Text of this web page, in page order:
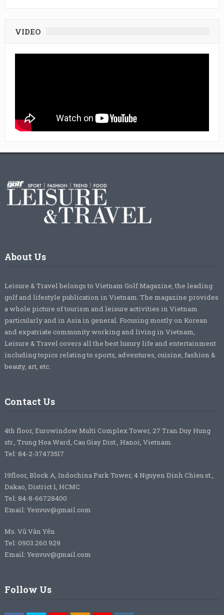
VIDEO
About Us
Leisure & Travel belongs to Vietnam Golf Magazine, the leading
golf and lifestyle publication in Vietnam. The magazine provides
a whole picture of tourism and leisure activities in Vietnam
particularly and in Asia in general. Focusing mostly on Korean
and expatriate community working and living in Vietnam,
Leisure & Travel covers all the best luxury life and entertainment
including topics relating to sports, adventures, cuisine, fashion &
beauty, art, etc.
Contact Us
4th floor, Eurowindow Multi Complex Tower, 27 Tran Duy Hung
str., Trung Hoa Ward, Cau Giay Dist., Hanoi, Vietnam.
Tel: 84-2-37473517
19floor, Block A, Indochina Park Tower, 4 Nguyen Dinh Chieu st.,
Dakao, District 1, HCMC
Tel: 84-8-66728400
Email: Yenvuv@gmail.com
Ms. Vũ Vân Yến
Tel: 0903.260.929
Email: Yenvuv@gmail.com
Follow Us